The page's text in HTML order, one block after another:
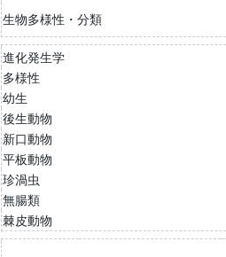
生物多様性・分類
進化発生学
多様性
幼生
後生動物
新口動物
平板動物
珍渦虫
無腸類
棘皮動物